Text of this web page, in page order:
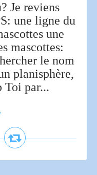
Je reviens
une ligne du
une
mascottes:
le nom
planisphère,
Toi par...